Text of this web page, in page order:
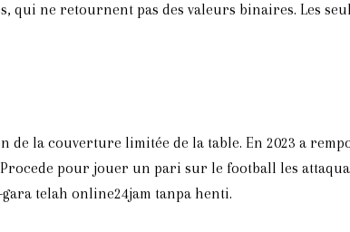
qui ne retournent pas des valeurs binaires. Les
la couverture limitée de la table. En 2023 a
pour jouer un pari sur le football les
telah online24jam tanpa henti.